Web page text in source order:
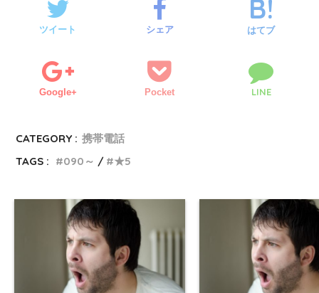
ツイート シェア はてブ
Google+ Pocket LINE
CATEGORY : 携帯電話
TAGS :
090～ ★5